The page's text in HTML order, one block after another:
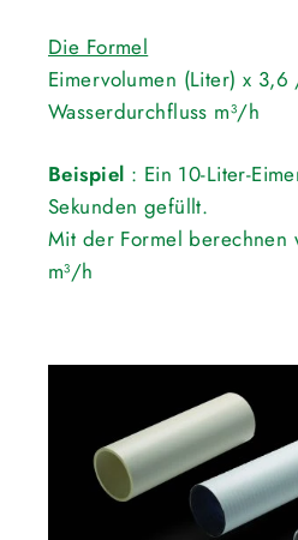
Die Formel
Eimervolumen (Liter) x
Wasserdurchfluss m³/h
Beispiel : Ein 10-Liter-
Sekunden gefüllt.
Mit der Formel
m³/h